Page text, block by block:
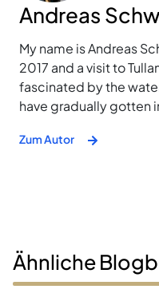
Andreas
My name is Andreas
2017 and a visit to
fascinated by the
have gradually gotten
Zum Autor
Ähnliche